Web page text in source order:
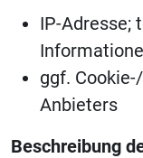
IP-Adresse;
ggf.
Anbieters
Beschreibung